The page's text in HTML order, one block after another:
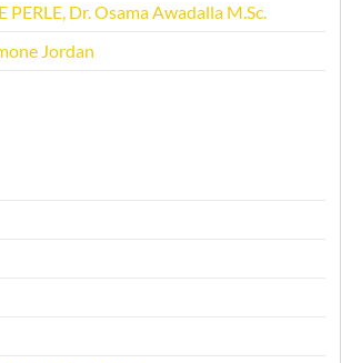
Dr. Osama Awadalla M.Sc.
Jordan